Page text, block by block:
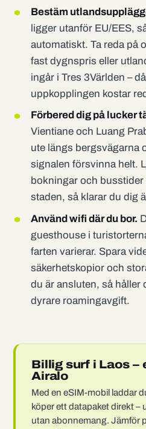
Bestäm
ligger utanför EU/EES,
automatiskt. Ta reda på
fast dygnspris eller
ingår i Tres 3Världen –
uppkopplingen kostar
Förbered dig på lucker
Vientiane och Luang
ute längs bergsvägarna
signalen försvinna helt.
bokningar och
staden, så klarar du dig
Använd wifi där du bor.
guesthouse i
farten varierar. Spara
säkerhetskopior och
du är ansluten, så håller
dyrare roamingavgift.
Billig surf i Laos –
Airalo
Med en eSIM-mobil laddar
köper ett datapaket direkt –
utan abonnemang. Jämför